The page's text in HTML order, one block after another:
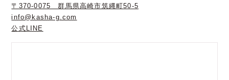
〒370-0075 群馬県高崎市筑縄町50-5
info@kasha-g.com
公式LINE